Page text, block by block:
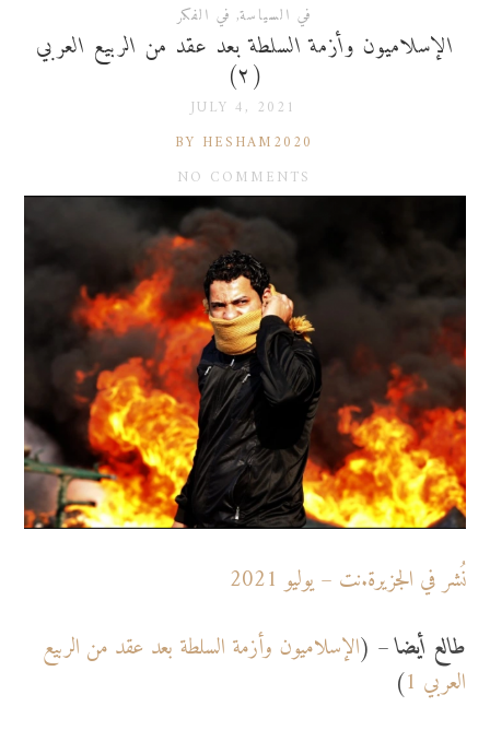
في السياسة, في الفكر
الإسلاميون وأزمة السلطة بعد عقد من الربيع العربي
(٢)
JULY 4, 2021
BY HESHAM2020
NO COMMENTS
نُشر في الجزيرة.نت – يوليو 2021
طالع أيضا– (الإسلاميون وأزمة السلطة بعد عقد من الربيع
العربي 1 )